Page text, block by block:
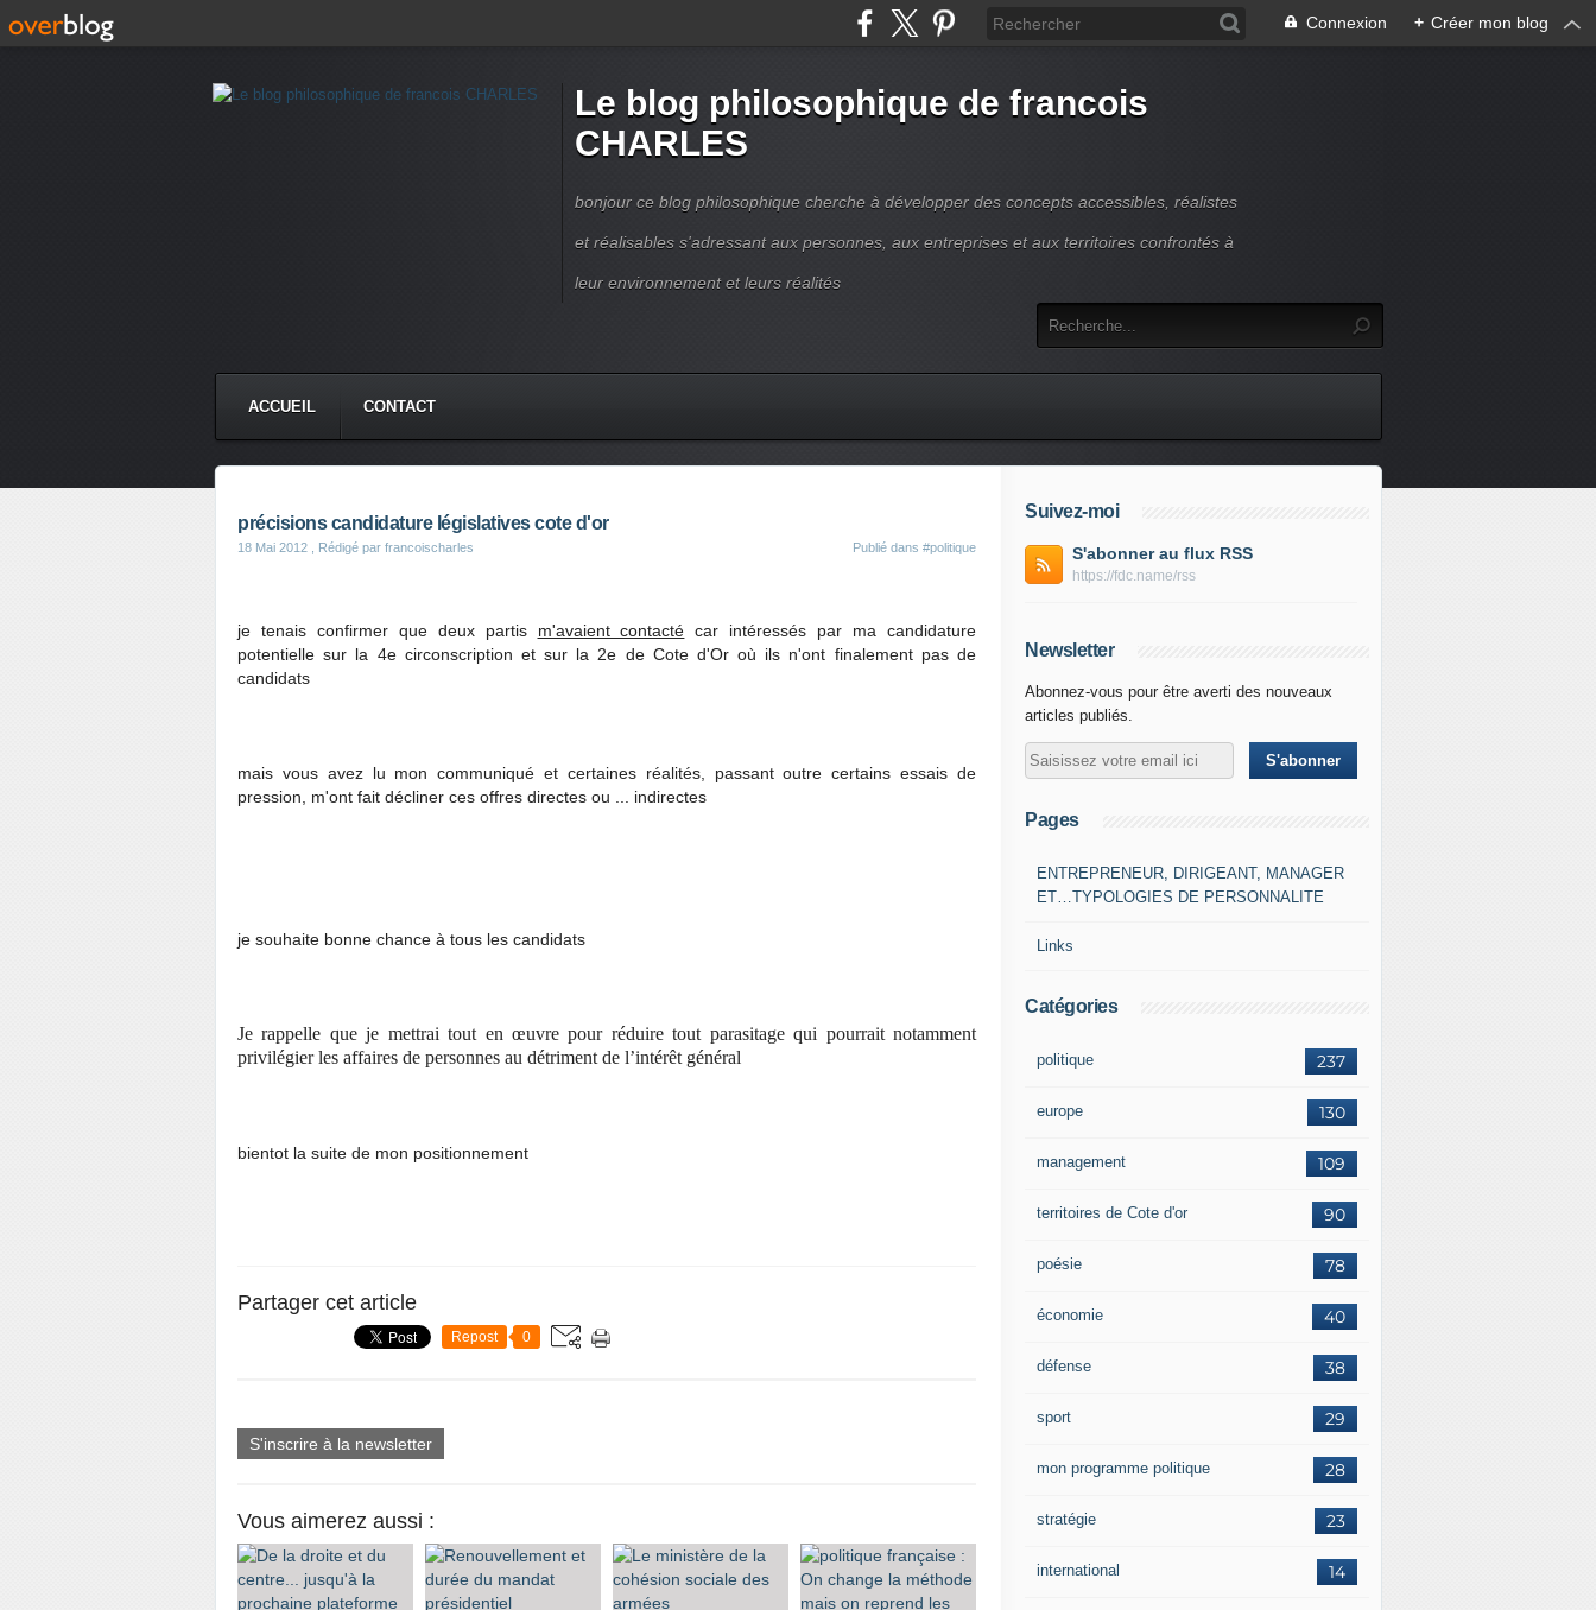
Connexion + Créer mon blog
Le blog philosophique de francois
CHARLES
bonjour ce blog philosophique cherche à développer des concepts accessibles, réalistes
et réalisables s'adressant aux personnes, aux entreprises et aux territoires confrontés à
leur environnement et leurs réalités
ACCUEIL CONTACT
précisions candidature législatives cote d'or
18 Mai 2012 , Rédigé par francoischarles Publié dans #politique
je tenais confirmer que deux partis m'avaient contacté car intéressés par ma candidature
potentielle sur la 4e circonscription et sur la 2e de Cote d'Or où ils n'ont finalement pas de
candidats
mais vous avez lu mon communiqué et certaines réalités, passant outre certains essais de
pression, m'ont fait décliner ces offres directes ou ... indirectes
je souhaite bonne chance à tous les candidats
Je rappelle que je mettrai tout en œuvre pour réduire tout parasitage qui pourrait notamment
privilégier les affaires de personnes au détriment de l’intérêt général
bientot la suite de mon positionnement
Partager cet article
Repost 0
S'inscrire à la newsletter
Vous aimerez aussi :
Suivez-moi
S'abonner au flux RSS
https://fdc.name/rss
Newsletter
Abonnez-vous pour être averti des nouveaux
articles publiés.
Pages
ENTREPRENEUR, DIRIGEANT, MANAGER
ET…TYPOLOGIES DE PERSONNALITE
Links
Catégories
237
politique
130
europe
109
management
90
territoires de Cote d'or
78
poésie
40
économie
38
défense
29
sport
28
mon programme politique
23
stratégie
14
international